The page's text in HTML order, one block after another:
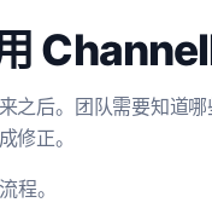
之后。团队需要知道
修正。
程。